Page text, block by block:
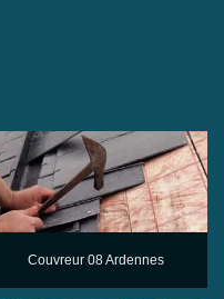
Couvreur 08 Ardennes